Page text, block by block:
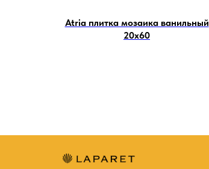
Atria плитка мозаика ванильный
20х60